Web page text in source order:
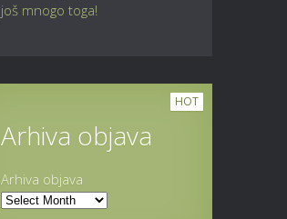
još mnogo toga!
HOT
Arhiva objava
Arhiva objava